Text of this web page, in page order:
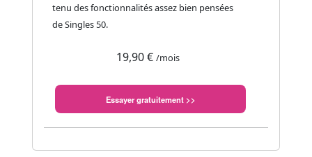
tenu des fonctionnalités assez bien pensées
de Singles 50.
19,90 € /mois
Essayer gratuitement >>